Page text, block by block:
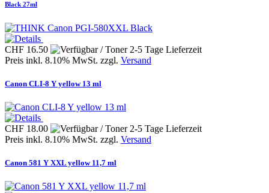
Black 27ml
CHF 16.50
Preis inkl. 8.10% MwSt. zzgl. Versand
Canon CLI-8 Y yellow 13 ml
CHF 18.00
Preis inkl. 8.10% MwSt. zzgl. Versand
Canon 581 Y XXL yellow 11,7 ml